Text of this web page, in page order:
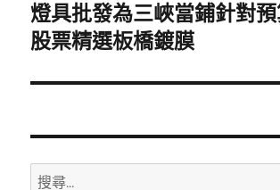
下
一
文
燈具批發為三峽當鋪針對
股票精選板橋鍍膜
搜